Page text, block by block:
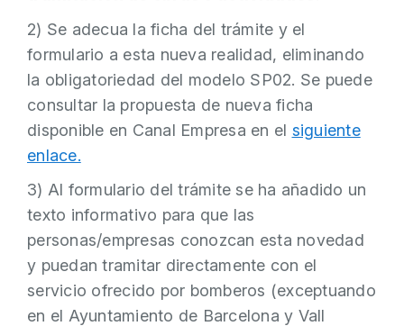
2) Se adecua la ficha del trámite y el
formulario a esta nueva realidad, eliminando
la obligatoriedad del modelo SP02. Se puede
consultar la propuesta de nueva ficha
disponible en Canal Empresa en el siguiente
enlace.
3) Al formulario del trámite se ha añadido un
texto informativo para que las
personas/empresas conozcan esta novedad
y puedan tramitar directamente con el
servicio ofrecido por bomberos (exceptuando
en el Ayuntamiento de Barcelona y Vall